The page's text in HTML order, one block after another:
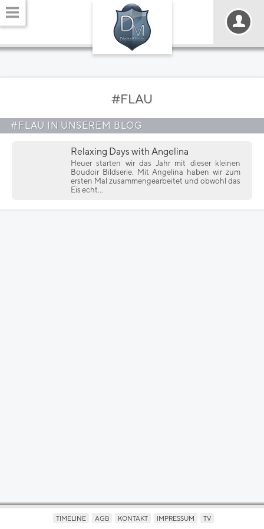
#FLAU
#FLAU IN UNSEREM BLOG
Relaxing Days with Angelina
Heuer starten wir das Jahr mit dieser kleinen
Boudoir Bildserie. Mit Angelina haben wir zum
ersten Mal zusammengearbeitet und obwohl das
Eis echt...
TIMELINE AGB KONTAKT IMPRESSUM TV